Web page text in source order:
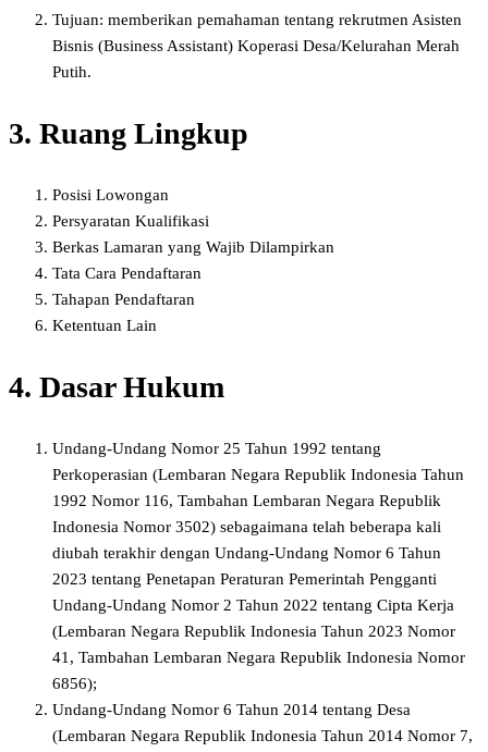
Tujuan: memberikan pemahaman tentang rekrutmen Asisten
Bisnis (Business Assistant) Koperasi Desa/Kelurahan Merah
Putih.
3. Ruang Lingkup
Posisi Lowongan
Persyaratan Kualifikasi
Berkas Lamaran yang Wajib Dilampirkan
Tata Cara Pendaftaran
Tahapan Pendaftaran
Ketentuan Lain
4. Dasar Hukum
Undang-Undang Nomor 25 Tahun 1992 tentang
Perkoperasian (Lembaran Negara Republik Indonesia Tahun
1992 Nomor 116, Tambahan Lembaran Negara Republik
Indonesia Nomor 3502) sebagaimana telah beberapa kali
diubah terakhir dengan Undang-Undang Nomor 6 Tahun
2023 tentang Penetapan Peraturan Pemerintah Pengganti
Undang-Undang Nomor 2 Tahun 2022 tentang Cipta Kerja
(Lembaran Negara Republik Indonesia Tahun 2023 Nomor
41, Tambahan Lembaran Negara Republik Indonesia Nomor
6856);
Undang-Undang Nomor 6 Tahun 2014 tentang Desa
(Lembaran Negara Republik Indonesia Tahun 2014 Nomor 7,